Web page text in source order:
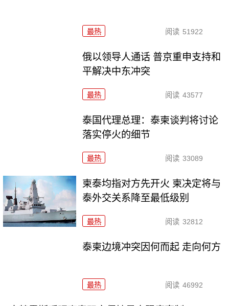
最热 阅读 51922
俄以领导人通话 普京重申支持和
平解决中东冲突
最热 阅读 43577
泰国代理总理：泰柬谈判将讨论
落实停火的细节
最热 阅读 33089
柬泰均指对方先开火 柬决定将与
泰外交关系降至最低级别
最热 阅读 32812
泰柬边境冲突因何而起 走向何方
最热 阅读 46992